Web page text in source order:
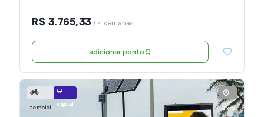
R$ 3.765,33 / 4 semanas
adicionar ponto
tembici digital
2 km